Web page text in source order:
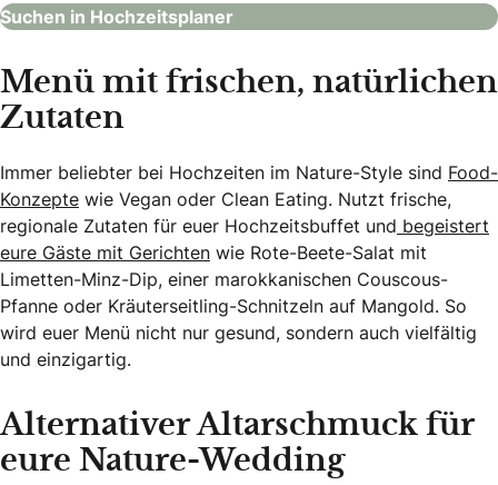
Suchen in Hochzeitsplaner
Menü mit frischen, natürlichen
Zutaten
Immer beliebter bei Hochzeiten im Nature-Style sind Food-
Konzepte wie Vegan oder Clean Eating. Nutzt frische,
regionale Zutaten für euer Hochzeitsbuffet und begeistert
eure Gäste mit Gerichten wie Rote-Beete-Salat mit
Limetten-Minz-Dip, einer marokkanischen Couscous-
Pfanne oder Kräuterseitling-Schnitzeln auf Mangold. So
wird euer Menü nicht nur gesund, sondern auch vielfältig
und einzigartig.
Alternativer Altarschmuck für
eure Nature-Wedding